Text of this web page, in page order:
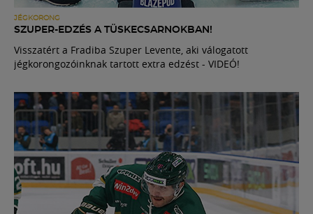
JÉGKORONG
SZUPER-EDZÉS A TÜSKECSARNOKBAN!
Visszatért a Fradiba Szuper Levente, aki válogatott
jégkorongozóinknak tartott extra edzést - VIDEÓ!